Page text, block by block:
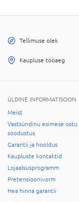
Tellimuse olek
Kaupluse tööaeg
ÜLDINE INFORMATISOON
Meist
Vastsündinu esimese ostu
soodustus
Garantii ja hooldus
Kaupluste kontaktid
Lojaalsusprogramm
Pretensioonivorm
Hea hinna garantii